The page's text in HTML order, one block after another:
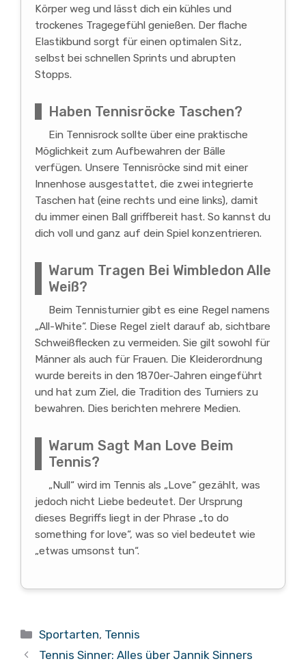
Körper weg und lässt dich ein kühles und
trockenes Tragegefühl genießen. Der flache
Elastikbund sorgt für einen optimalen Sitz,
selbst bei schnellen Sprints und abrupten
Stopps.
Haben Tennisröcke Taschen?
Ein Tennisrock sollte über eine praktische
Möglichkeit zum Aufbewahren der Bälle
verfügen. Unsere Tennisröcke sind mit einer
Innenhose ausgestattet, die zwei integrierte
Taschen hat (eine rechts und eine links), damit
du immer einen Ball griffbereit hast. So kannst du
dich voll und ganz auf dein Spiel konzentrieren.
Warum Tragen Bei Wimbledon Alle
Weiß?
Beim Tennisturnier gibt es eine Regel namens
„All-White“. Diese Regel zielt darauf ab, sichtbare
Schweißflecken zu vermeiden. Sie gilt sowohl für
Männer als auch für Frauen. Die Kleiderordnung
wurde bereits in den 1870er-Jahren eingeführt
und hat zum Ziel, die Tradition des Turniers zu
bewahren. Dies berichten mehrere Medien.
Warum Sagt Man Love Beim
Tennis?
„Null“ wird im Tennis als „Love“ gezählt, was
jedoch nicht Liebe bedeutet. Der Ursprung
dieses Begriffs liegt in der Phrase „to do
something for love“, was so viel bedeutet wie
„etwas umsonst tun“.
Kategorien
Sportarten, Tennis
Tennis Sinner: Alles über Jannik Sinners